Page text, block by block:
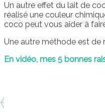
Un autre effet du lait de
réalisé une couleur
coco peut vous aider à
Une autre méthode est de
En vidéo, mes 5 bonnes